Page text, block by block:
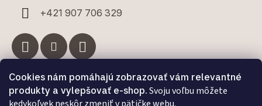
Cookies nám pomáhajú zobrazovať vám relevantné
produkty a vylepšovať e-shop. Svoju voľbu môžete
+421 907 706 329
Facebook